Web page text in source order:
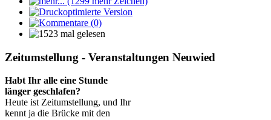
Zeitumstellung - Veranstaltungen Neuwied
Habt Ihr alle eine Stunde
länger geschlafen?
Heute ist Zeitumstellung, und Ihr
kennt ja die Brücke mit den